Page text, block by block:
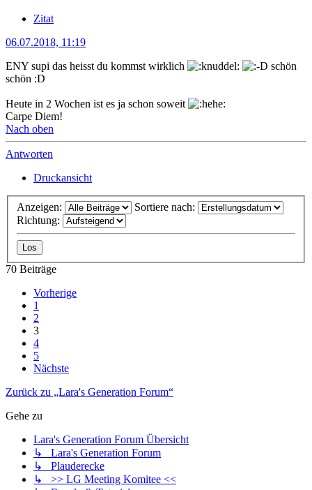
Zitat
06.07.2018, 11:19
ENY supi das heisst du kommst wirklich
schön
schön :D
Heute in 2 Wochen ist es ja schon soweit
Carpe Diem!
Nach oben
Antworten
Druckansicht
Anzeigen:
Sortiere nach:
Richtung:
70 Beiträge
Vorherige
1
2
3
4
5
Nächste
Zurück zu „Lara's Generation Forum“
Gehe zu
Lara's Generation Forum Übersicht
↳ Lara's Generation Forum
↳ Plauderecke
↳ >> LG Meeting Komitee <<